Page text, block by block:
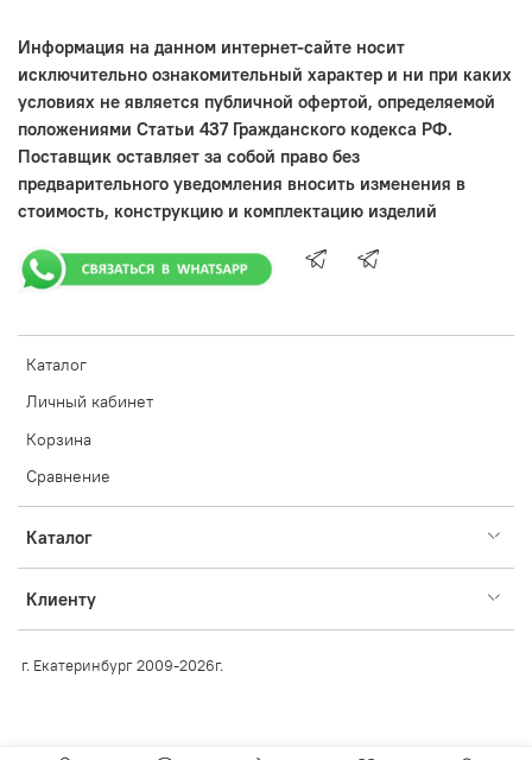
Каталог
Личный кабинет
Корзина
Сравнение
Каталог
Клиенту
Информация на данном интернет-сайте носит
исключительно ознакомительный характер и ни при каких
условиях не является публичной офертой, определяемой
положениями Статьи 437 Гражданского кодекса РФ.
Поставщик оставляет за собой право без
предварительного уведомления вносить изменения в
стоимость, конструкцию и комплектацию изделий
г. Екатеринбург 2009-2026г.